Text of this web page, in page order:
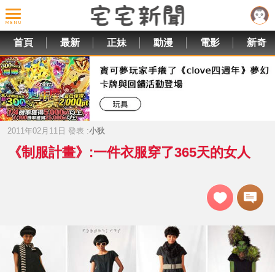
首頁 最新 正妹 動漫 電影 新奇
2011年02月11日 發表 :小狄
《制服計畫》:一件衣服穿了365天的女人